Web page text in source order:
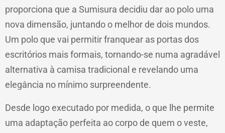
proporciona que a Sumisura decidiu dar ao polo uma
nova dimensão, juntando o melhor de dois mundos.
Um polo que vai permitir franquear as portas dos
escritórios mais formais, tornando-se numa agradável
alternativa à camisa tradicional e revelando uma
elegância no mínimo surpreendente.
Desde logo executado por medida, o que lhe permite
uma adaptação perfeita ao corpo de quem o veste,